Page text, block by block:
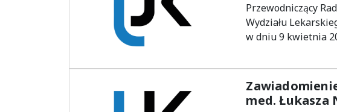
Przewodniczący
Wydziału
w dniu 9 kwietnia
med. Łukasza